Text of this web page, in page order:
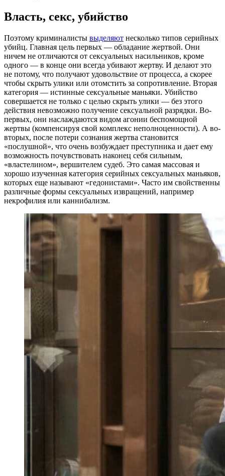
Власть, секс, убийство
Поэтому криминалисты выделяют несколько типов серийных
убийц. Главная цель первых — обладание жертвой. Они
ничем не отличаются от сексуальных насильников, кроме
одного — в конце они всегда убивают жертву. И делают это
не потому, что получают удовольствие от процесса, а скорее
чтобы скрыть улики или отомстить за сопротивление. Вторая
категория — истинные сексуальные маньяки. Убийство
совершается не только с целью скрыть улики — без этого
действия невозможно получение сексуальной разрядки. Во-
первых, они наслаждаются видом агонии беспомощной
жертвы (компенсируя свой комплекс неполноценности). А во-
вторых, после потери сознания жертва становится
«послушной», что очень возбуждает преступника и дает ему
возможность почувствовать наконец себя сильным,
«властелином», вершителем судеб. Это самая массовая и
хорошо изученная категория серийных сексуальных маньяков,
которых еще называют «гедонистами». Часто им свойственны
различные формы сексуальных извращений, например
некрофилия или каннибализм.